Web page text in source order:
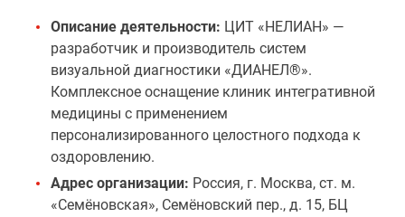
Описание деятельности: ЦИТ «НЕЛИАН» —
разработчик и производитель систем
визуальной диагностики «ДИАНЕЛ®».
Комплексное оснащение клиник интегративной
медицины с применением
персонализированного целостного подхода к
оздоровлению.
Адрес организации: Россия, г. Москва, ст. м.
«Семёновская», Семёновский пер., д. 15, БЦ